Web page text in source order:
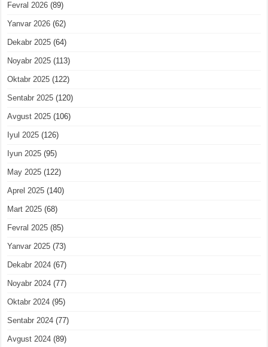
Fevral 2026 (89)
Yanvar 2026 (62)
Dekabr 2025 (64)
Noyabr 2025 (113)
Oktabr 2025 (122)
Sentabr 2025 (120)
Avgust 2025 (106)
Iyul 2025 (126)
Iyun 2025 (95)
May 2025 (122)
Aprel 2025 (140)
Mart 2025 (68)
Fevral 2025 (85)
Yanvar 2025 (73)
Dekabr 2024 (67)
Noyabr 2024 (77)
Oktabr 2024 (95)
Sentabr 2024 (77)
Avgust 2024 (89)